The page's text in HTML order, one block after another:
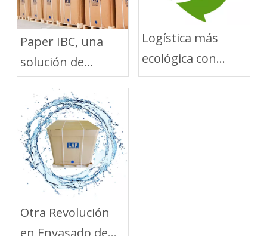
Paper IBC, una
solución de
embalaje verde
para el transporte
de líquidos a
granel
Logística más
ecológica con
soluciones de
Otra Revolución
en Envasado de